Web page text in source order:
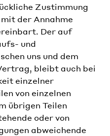
Zustimmung
der Annahme
Der auf
und
uns und dem
bleibt auch bei
einzelner
von einzelnen
übrigen Teilen
oder von
abweichende